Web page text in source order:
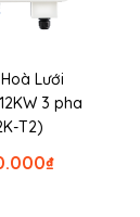
Lưới
3 pha
T2)
₫